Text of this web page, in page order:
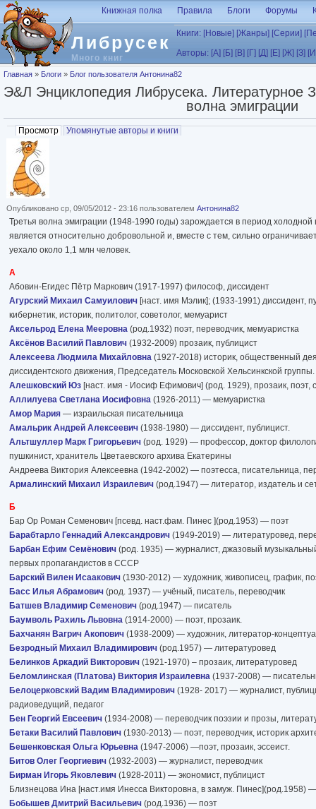
Перейти к основному содержанию
Либрусек
Много книг
Книжная полка Правила Блоги Форумы
Книги: [Новые] [Жанры] [Серии]
Авторы: [А] [Б] [В] [Г] [Д] [Е] [Ж] [З]
Вы здесь
Главная » Блоги » Блог пользователя Антонина82
Э&Л Энциклопедия Либрусека. Литературное
волна эмиграции
Главные вкладки
Просмотр (активная вкладка)
Упомянутые авторы и книги
Опубликовано ср, 09/05/2012 - 23:16 пользователем Антонина82
Третья волна эмиграции (1948-1990 годы) зарождается в период
является относительно добровольной и, вместе с тем, сильно
уехало около 1,1 млн человек.
А
Абовин-Егидес Пётр Маркович (1917-1997) философ, диссидент
Агурский Михаил Самуилович [наст. имя Мэлик]; (1933-1991) диссидент,
кибернетик, историк, политолог, советолог, мемуарист
Аксельрод Елена Мееровна (род.1932) поэт, переводчик, мемуаристка
Аксёнов Василий Павлович (1932-2009) прозаик, публицист
Алексеева Людмила Михайловна (1927-2018) историк, общественный
диссидентского движения, Председатель Московской Хельсинкской группы.
Алешковский Юз [наст. имя - Иосиф Ефимович] (род. 1929), прозаик, поэт,
Аллилуева Светлана Иосифовна (1926-2011) — мемуаристка
Амор Мария — израильская писательница
Амальрик Андрей Алексеевич (1938-1980) — диссидент, публицист.
Альтшуллер Марк Григорьевич (род. 1929) — профессор, доктор
пушкинист, хранитель Цветаевского архива Екатерины
Андреева Виктория Алексеевна (1942-2002) — поэтесса, писательница,
Армалинский Михаил Израилевич (род.1947) — литератор, издатель и
Б
Бар Ор Роман Семенович [псевд. наст.фам. Пинес ](род.1953) — поэт
Барабтарло Геннадий Александрович (1949-2019) — литературовед,
Барбан Ефим Семёнович (род. 1935) — журналист, джазовый
первых пропагандистов в СССР
Барский Вилен Исаакович (1930-2012) — художник, живописец, график,
Басс Илья Абрамович (род. 1937) — учёный, писатель, переводчик
Батшев Владимир Семенович (род.1947) — писатель
Баумволь Рахиль Львовна (1914-2000) — поэт, прозаик.
Бахчанян Вагрич Акопович (1938-2009) — художник, литератор-
Безродный Михаил Владимирович (род.1957) — литературовед
Белинков Аркадий Викторович (1921-1970) – прозаик, литературовед
Беломлинская (Платова) Виктория Израилевна (1937-2008) —
Белоцерковский Вадим Владимирович (1928- 2017) — журналист,
радиоведущий, педагог
Бен Георгий Евсеевич (1934-2008) — переводчик поэзии и прозы,
Бетаки Василий Павлович (1930-2013) — поэт, переводчик, историк
Бешенковская Ольга Юрьевна (1947-2006) —поэт, прозаик, эссеист.
Битов Олег Георгиевич (1932-2003) — журналист, переводчик
Бирман Игорь Яковлевич (1928-2011) — экономист, публицист
Близнецова Ина [наст.имя Инесса Викторовна, в замуж. Пинес](род.1958)
Бобышев Дмитрий Васильевич (род.1936) — поэт